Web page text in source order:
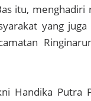
itu,
yang
Handika Putra